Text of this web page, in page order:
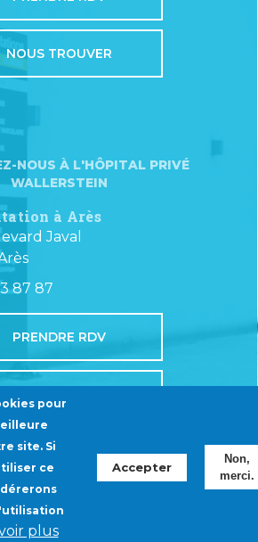
NOUS TROUVER
NOUS À L'HÔPITAL PRIVÉ
WALLERSTEIN
à Arès
Javal
87 87
PRENDRE RDV
NOUS TROUVER
LÉGALES
ASCOMEDIA
pour
site. Si
ce
plus
Accepter
Non,
merci.